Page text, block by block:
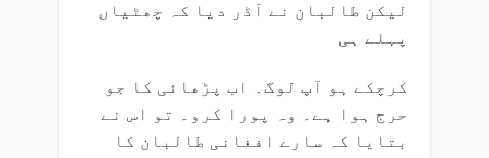
لیکن طالبان نے آڈر دیا کہ چھٹیاں
پہلے ہی
کرچکے ہو آپ لوگ۔ اب پڑھائی کا جو
حرج ہوا ہے۔ وہ پورا کرو۔ تو اس نے
بتایا کہ سارے افغانی طالبان کا